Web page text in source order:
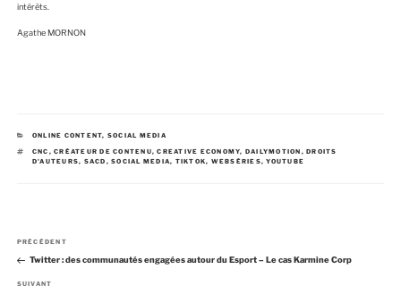
intérêts.
Agathe MORNON
C
T
É
ONLINE CONTENT, SOCIAL MEDIA
É
T
S
CNC ,CRÉATEUR DE CONTENU,CREATIVE ECONOMY, DAILYMOTION ,DROITS
D'AUTEURS, SACD ,SOCIAL MEDIA, TIKTOK, WEBSÉRIES,YOUTUBE
v
i
A
r
i
PRÉCÉDENT
Twitter : des communautés engagées autour du Esport – Le cas Karmine Corp
SUIVANT